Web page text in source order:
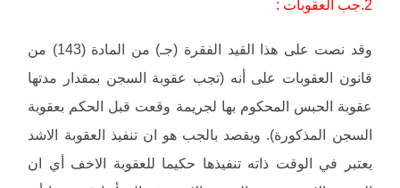
2.جب العقوبات :
وقد نصت على هذا القيد الفقرة (جـ) من المادة (143) من
قانون العقوبات على أنه (تجب عقوبة السجن بمقدار مدتها
عقوبة الحبس المحكوم بها لجريمة وقعت قبل الحكم بعقوبة
السجن المذكورة). ويقصد بالجب هو ان تنفيذ العقوبة الاشد
يعتبر في الوقت ذاته تنفيذها حكيما للعقوبة الاخف أي ان